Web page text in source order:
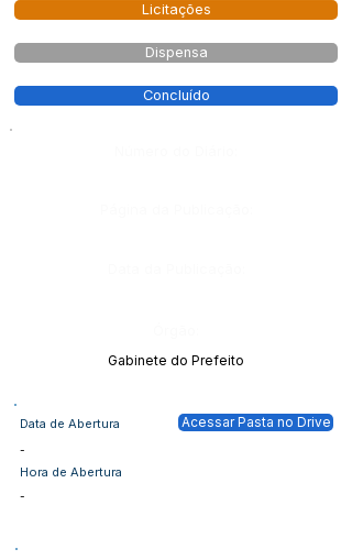
Licitações
Dispensa
Concluído
Gabinete do Prefeito
Data de Abertura
-
Hora de Abertura
Acessar Pasta no Drive
-